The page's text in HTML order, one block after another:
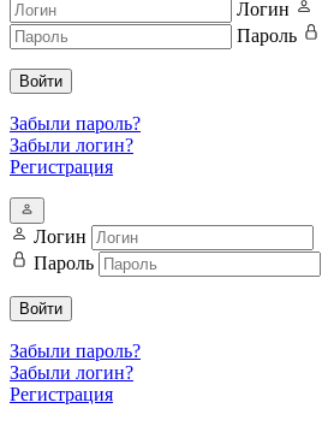
Логин
Пароль
Войти
Забыли пароль?
Забыли логин?
Регистрация
Логин
Пароль
Войти
Забыли пароль?
Забыли логин?
Регистрация